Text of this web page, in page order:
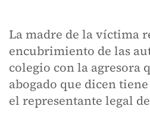
La madre de la víctima
encubrimiento de las
colegio con la agresora
abogado que dicen
el representante legal